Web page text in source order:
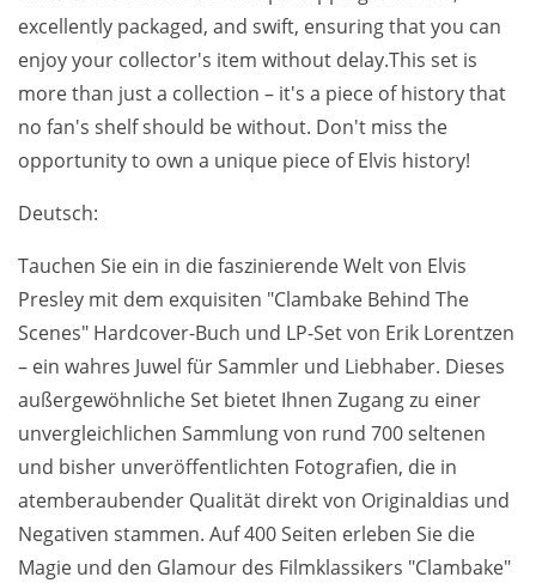
excellently packaged, and swift, ensuring that you can
enjoy your collector's item without delay.This set is
more than just a collection – it's a piece of history that
no fan's shelf should be without. Don't miss the
opportunity to own a unique piece of Elvis history!
Deutsch:
Tauchen Sie ein in die faszinierende Welt von Elvis
Presley mit dem exquisiten "Clambake Behind The
Scenes" Hardcover-Buch und LP-Set von Erik Lorentzen
– ein wahres Juwel für Sammler und Liebhaber. Dieses
außergewöhnliche Set bietet Ihnen Zugang zu einer
unvergleichlichen Sammlung von rund 700 seltenen
und bisher unveröffentlichten Fotografien, die in
atemberaubender Qualität direkt von Originaldias und
Negativen stammen. Auf 400 Seiten erleben Sie die
Magie und den Glamour des Filmklassikers "Clambake"